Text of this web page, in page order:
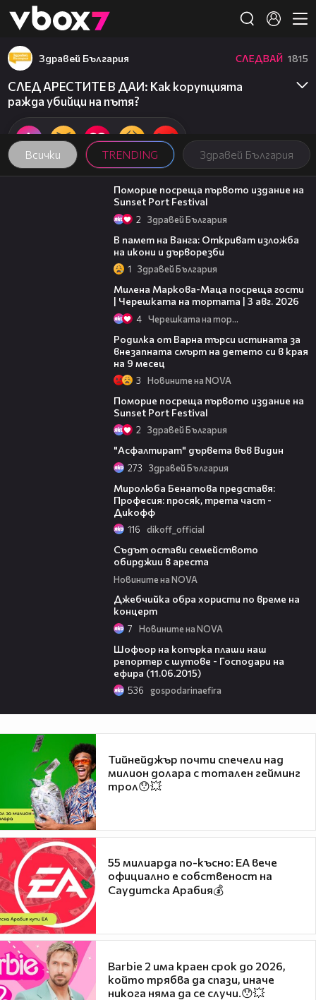
👾
Всички TRENDING Здравей България
Здравей България СЛЕДВАЙ 1815
СЛЕД АРЕСТИТЕ В ДАИ: Как корупцията
ражда убийци на пътя?
05:54
Поморие посреща първото издание на
Sunset Port Festival
2 Здравей България
В памет на Ванга: Откриват изложба
на икони и дърворезби
1 Здравей България
Милена Маркова-Маца посреща гости
| Черешката на тортата | 3 авг. 2026
4 Черешката на тортата
Родилка от Варна търси истината за
внезапната смърт на детето си в края
на 9 месец
3 Новините на NOVA
Поморие посреща първото издание на
Sunset Port Festival
2 Здравей България
"Асфалтират" дървета във Видин
273 Здравей България
Миролюба Бенатова представя:
Професия: просяк, трета част -
Дикофф
116 dikoff_official
Съдът остави семейството
обирджии в ареста
Новините на NOVA
Джебчийка обра хористи по време на
концерт
7 Новините на NOVA
Шофьор на копърка плаши наш
репортер с шутове - Господари на
ефира (11.06.2015)
536 gospodarinaefira
Тийнейджър почти спечели над
милион долара с тотален гейминг
трол😯💥
55 милиарда по-късно: EA вече
официално е собственост на
Саудитска Арабия💰
Barbie 2 има краен срок до 2026,
който трябва да спази, иначе
никога няма да се случи.😯💥